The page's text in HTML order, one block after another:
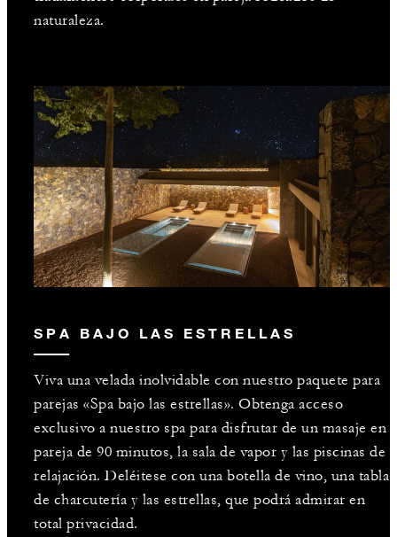
naturaleza.
SPA BAJO LAS ESTRELLAS
Viva una velada inolvidable con nuestro paquete para
parejas «Spa bajo las estrellas». Obtenga acceso
exclusivo a nuestro spa para disfrutar de un masaje en
pareja de 90 minutos, la sala de vapor y las piscinas de
relajación. Deléitese con una botella de vino, una tabla
de charcutería y las estrellas, que podrá admirar en
total privacidad.